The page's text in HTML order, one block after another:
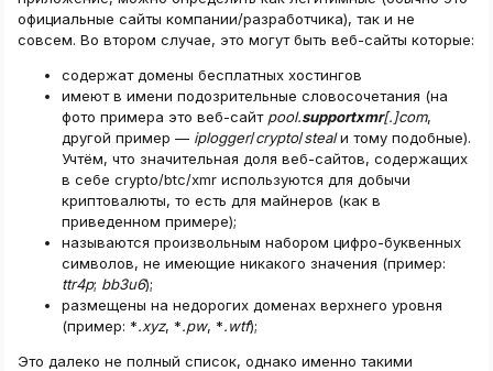
официальные сайты компании/разработчика), так и не
совсем. Во втором случае, это могут быть веб-сайты которые:
содержат домены бесплатных хостингов
имеют в имени подозрительные словосочетания (на
фото примера это веб-сайт pool.supportxmr[.]com,
другой пример — iplogger/crypto/stealи тому подобные).
Учтём, что значительная доля веб-сайтов, содержащих
в себе crypto/btc/xmr используются для добычи
криптовалюты, то есть для майнеров (как в
приведенном примере);
называются произвольным набором цифро-буквенных
символов, не имеющие никакого значения (пример:
ttr4p; bb3u6);
размещены на недорогих доменах верхнего уровня
(пример: *.xyz, *.pw, *.wtf);
Это далеко не полный список, однако именно такими